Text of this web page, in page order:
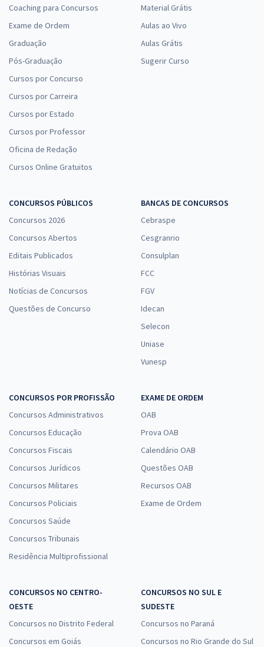
Coaching para Concursos
Exame de Ordem
Graduação
Pós-Graduação
Cursos por Concurso
Cursos por Carreira
Cursos por Estado
Cursos por Professor
Oficina de Redação
Cursos Online Gratuitos
Material Grátis
Aulas ao Vivo
Aulas Grátis
Sugerir Curso
CONCURSOS PÚBLICOS
Concursos 2026
Concursos Abertos
Editais Publicados
Histórias Visuais
Notícias de Concursos
Questões de Concurso
BANCAS DE CONCURSOS
Cebraspe
Cesgranrio
Consulplan
FCC
FGV
Idecan
Selecon
Uniase
Vunesp
CONCURSOS POR PROFISSÃO
Concursos Administrativos
Concursos Educação
Concursos Fiscais
Concursos Jurídicos
Concursos Militares
Concursos Policiais
Concursos Saúde
Concursos Tribunais
Residência Multiprofissional
EXAME DE ORDEM
OAB
Prova OAB
Calendário OAB
Questões OAB
Recursos OAB
Exame de Ordem
CONCURSOS NO CENTRO-
OESTE
Concursos no Distrito Federal
Concursos em Goiás
CONCURSOS NO SUL E
SUDESTE
Concursos no Paraná
Concursos no Rio Grande do Sul